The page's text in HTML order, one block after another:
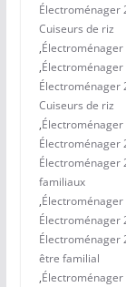
Électroménager
Cuiseurs de riz
,Électroménager
,Électroménager
Électroménager
Cuiseurs de riz
,Électroménager
Électroménager
Électroménager
familiaux
,Électroménager
Électroménager
Électroménager
être familial
,Électroménager